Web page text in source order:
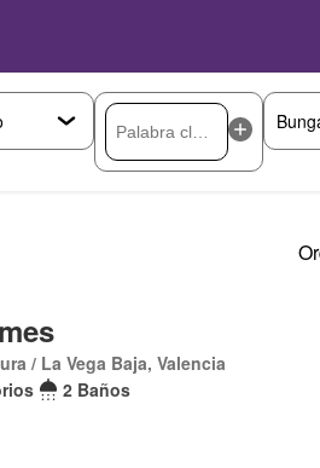
/ La Vega Baja, Valencia
2 Baños